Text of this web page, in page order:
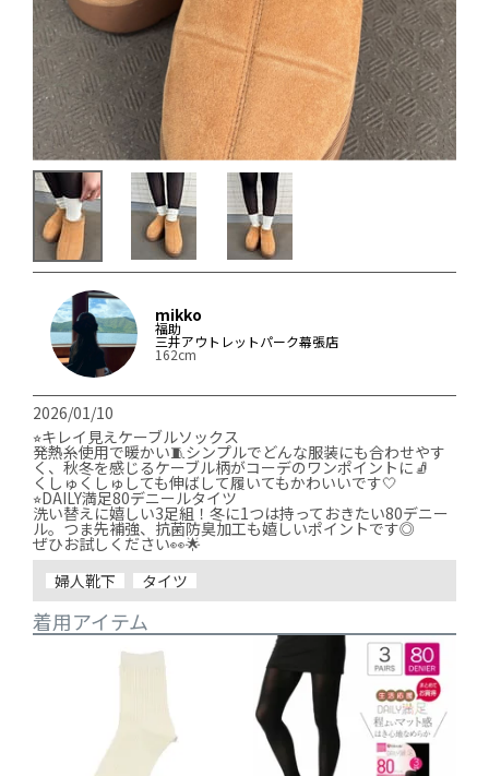
mikko
福助
三井アウトレットパーク幕張店
162cm
2026/01/10
⭐︎キレイ見えケーブルソックス
発熱糸使用で暖かい🧵シンプルでどんな服装にも合わせやす
く、秋冬を感じるケーブル柄がコーデのワンポイントに🧦
くしゅくしゅしても伸ばして履いてもかわいいです🤍
⭐︎DAILY満足80デニールタイツ
洗い替えに嬉しい3足組！冬に1つは持っておきたい80デニー
ル。つま先補強、抗菌防臭加工も嬉しいポイントです◎
ぜひお試しください👀🌟
婦人靴下
タイツ
着用アイテム